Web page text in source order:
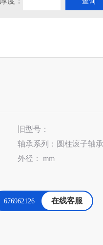
旧型号：
轴承系列：圆柱滚子轴承
外径： mm
676962126 在线客服